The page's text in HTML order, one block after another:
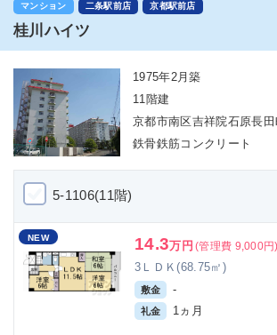
マンション 二条駅前店 京都駅前店
桂川ハイツ
1975年2月築
11階建
京都市南区吉祥院石原長
鉄骨鉄筋コンクリート
5-1106(11階)
NEW 14.3万円 (管理費 9,000円)
3ＬＤＫ(68.75㎡)
敷金 -
礼金 1ヵ月